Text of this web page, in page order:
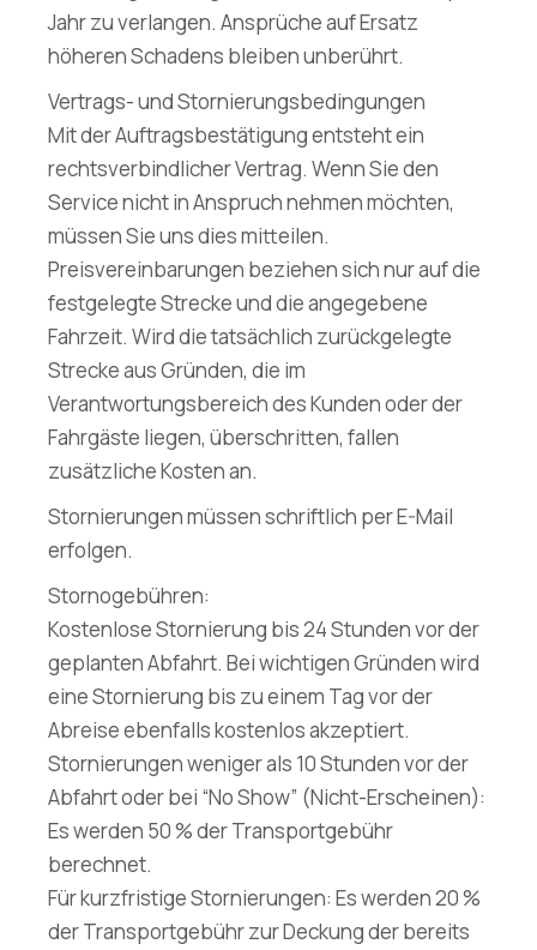
Jahr zu verlangen. Ansprüche auf Ersatz
höheren Schadens bleiben unberührt.
Vertrags- und Stornierungsbedingungen
Mit der Auftragsbestätigung entsteht ein
rechtsverbindlicher Vertrag. Wenn Sie den
Service nicht in Anspruch nehmen möchten,
müssen Sie uns dies mitteilen.
Preisvereinbarungen beziehen sich nur auf die
festgelegte Strecke und die angegebene
Fahrzeit. Wird die tatsächlich zurückgelegte
Strecke aus Gründen, die im
Verantwortungsbereich des Kunden oder der
Fahrgäste liegen, überschritten, fallen
zusätzliche Kosten an.
Stornierungen müssen schriftlich per E-Mail
erfolgen.
Stornogebühren:
Kostenlose Stornierung bis 24 Stunden vor der
geplanten Abfahrt. Bei wichtigen Gründen wird
eine Stornierung bis zu einem Tag vor der
Abreise ebenfalls kostenlos akzeptiert.
Stornierungen weniger als 10 Stunden vor der
Abfahrt oder bei “No Show” (Nicht-Erscheinen):
Es werden 50 % der Transportgebühr
berechnet.
Für kurzfristige Stornierungen: Es werden 20 %
der Transportgebühr zur Deckung der bereits